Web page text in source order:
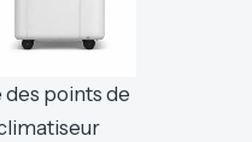
points de